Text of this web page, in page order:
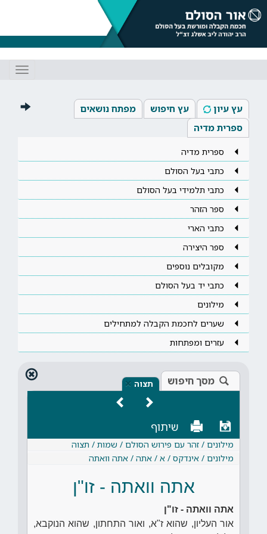
עץ עיון עץ חיפוש
מפתח נושאים
ספרית מדיה
ספרית מדיה
כתבי בעל הסולם
כתבי תלמידי בעל הסולם
ספר הזהר
כתבי הארי
ספר היצירה
מקובלים נוספים
כתבי יד בעל הסולם
מילונים
שערים לחכמת הקבלה למתחילים
עזרים ומפתחות
מסך חיפוש תצוה ×
שיתוף
מילונים / זהר עם פירוש הסולם / שמות / תצוה
מילונים / אינדקס / א / אתה / אתה וואתה
אתה וואתה - זו"ן
אתה וואתה - זו"ן
אור העליון, שהוא ז"א, ואור התחתון, שהוא הנוקבא,